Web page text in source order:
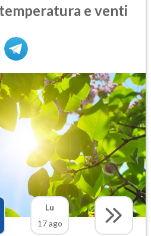
e venti
Lu
17 ago